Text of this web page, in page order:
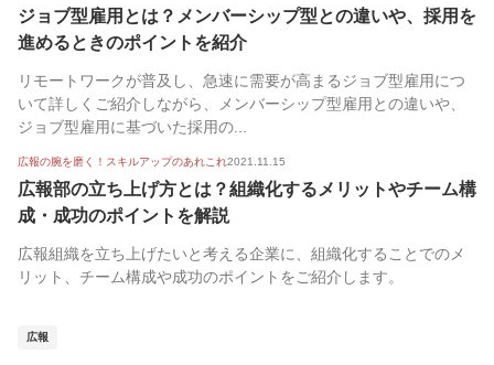
ジョブ型雇用とは？メンバーシップ型との違いや、採用を
進めるときのポイントを紹介
リモートワークが普及し、急速に需要が高まるジョブ型雇用につ
いて詳しくご紹介しながら、メンバーシップ型雇用との違いや、
ジョブ型雇用に基づいた採用の...
広報の腕を磨く！スキルアップのあれこれ2021.11.15
広報部の立ち上げ方とは？組織化するメリットやチーム構
成・成功のポイントを解説
広報組織を立ち上げたいと考える企業に、組織化することでのメ
リット、チーム構成や成功のポイントをご紹介します。
広報